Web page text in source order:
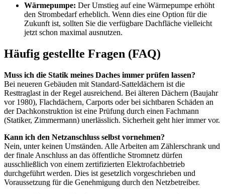
Wärmepumpe: Der Umstieg auf eine Wärmepumpe erhöht
den Strombedarf erheblich. Wenn dies eine Option für die
Zukunft ist, sollten Sie die verfügbare Dachfläche vielleicht
jetzt schon maximal ausnutzen.
Häufig gestellte Fragen (FAQ)
Muss ich die Statik meines Daches immer prüfen lassen?
Bei neueren Gebäuden mit Standard-Satteldächern ist die
Resttraglast in der Regel ausreichend. Bei älteren Dächern (Baujahr
vor 1980), Flachdächern, Carports oder bei sichtbaren Schäden an
der Dachkonstruktion ist eine Prüfung durch einen Fachmann
(Statiker, Zimmermann) unerlässlich. Sicherheit geht hier immer vor.
Kann ich den Netzanschluss selbst vornehmen?
Nein, unter keinen Umständen. Alle Arbeiten am Zählerschrank und
der finale Anschluss an das öffentliche Stromnetz dürfen
ausschließlich von einem zertifizierten Elektrofachbetrieb
durchgeführt werden. Dies ist gesetzlich vorgeschrieben und
Voraussetzung für die Genehmigung durch den Netzbetreiber.